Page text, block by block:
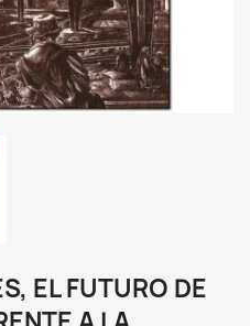
EL FUTURO DE